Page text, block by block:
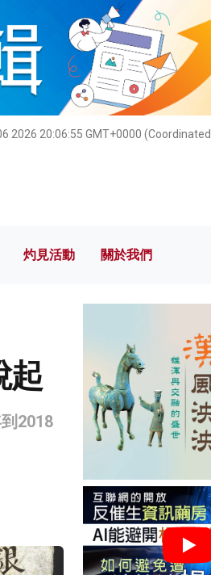
2026 20:06:57 GMT+0000
榜 灼見活動 關於我們
灼見活動 關於我們
起
2018